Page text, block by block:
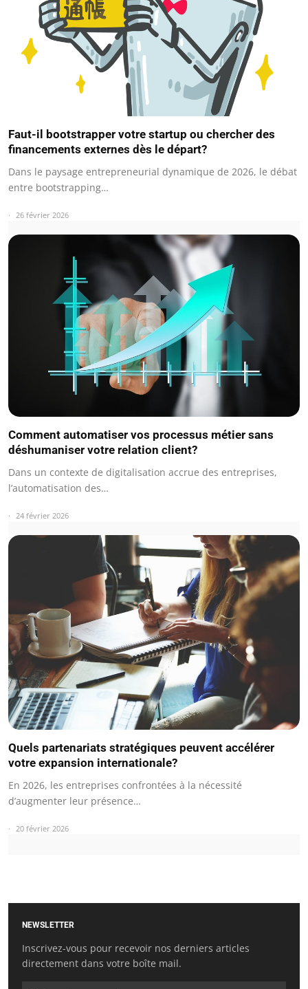
Faut-il bootstrapper votre startup ou chercher des
financements externes dès le départ?
Dans le paysage entrepreneurial dynamique de 2026, le débat
entre bootstrapping…
26 février 2026
Comment automatiser vos processus métier sans
déshumaniser votre relation client?
Dans un contexte de digitalisation accrue des entreprises,
l’automatisation des…
24 février 2026
Quels partenariats stratégiques peuvent accélérer
votre expansion internationale?
En 2026, les entreprises confrontées à la nécessité
d’augmenter leur présence…
20 février 2026
NEWSLETTER
Inscrivez-vous pour recevoir nos derniers articles
directement dans votre boîte mail.